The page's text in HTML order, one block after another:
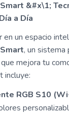
&#x\1;
a Día
en un espacio
, un sistema
mejora tu
incluye:
RGB S10